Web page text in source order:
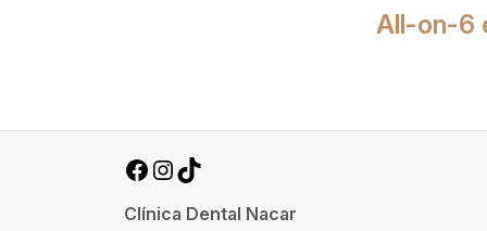
All-on-6
Facebook
Instagram
TikTok
Clínica Dental Nacar